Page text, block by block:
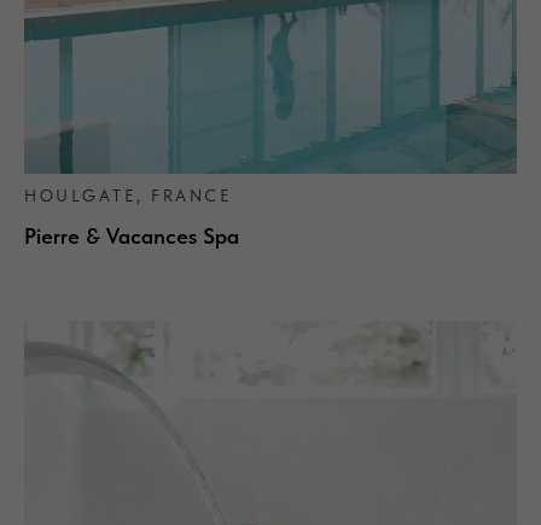
HOULGATE, FRANCE
Pierre & Vacances Spa